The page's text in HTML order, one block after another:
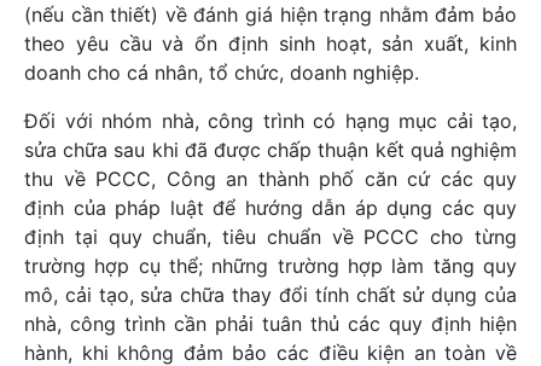
(nếu cần thiết) về đánh giá hiện trạng nhằm đảm bảo
theo yêu cầu và ổn định sinh hoạt, sản xuất, kinh
doanh cho cá nhân, tổ chức, doanh nghiệp.
Đối với nhóm nhà, công trình có hạng mục cải tạo,
sửa chữa sau khi đã được chấp thuận kết quả nghiệm
thu về PCCC, Công an thành phố căn cứ các quy
định của pháp luật để hướng dẫn áp dụng các quy
định tại quy chuẩn, tiêu chuẩn về PCCC cho từng
trường hợp cụ thể; những trường hợp làm tăng quy
mô, cải tạo, sửa chữa thay đổi tính chất sử dụng của
nhà, công trình cần phải tuân thủ các quy định hiện
hành, khi không đảm bảo các điều kiện an toàn về